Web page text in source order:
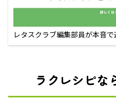
レタスクラブ編集部員が本音
ラクレシピな